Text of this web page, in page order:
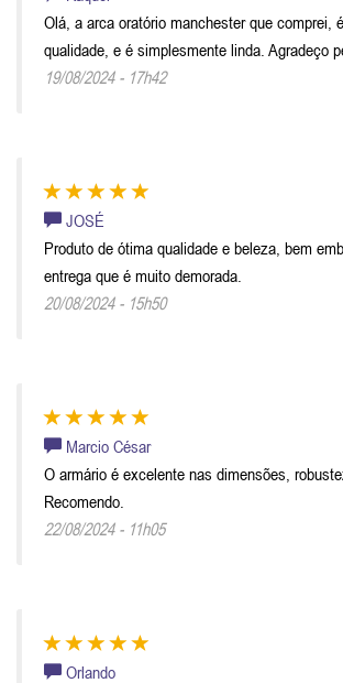
Olá, a arca oratório manchester que comprei,
qualidade, e é simplesmente linda. Agradeço
19/08/2024 - 17h42
JOSÉ
Produto de ótima qualidade e beleza, bem
entrega que é muito demorada.
20/08/2024 - 15h50
Marcio César
O armário é excelente nas dimensões,
Recomendo.
22/08/2024 - 11h05
Orlando